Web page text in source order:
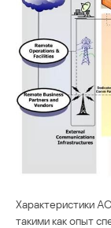
Характеристики
такими как опыт